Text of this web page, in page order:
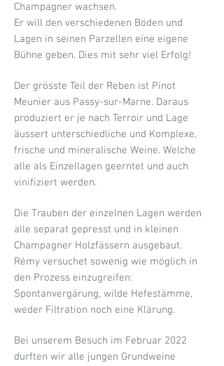
Champagner wachsen.
Er will den verschiedenen Böden und
Lagen in seinen Parzellen eine eigene
Bühne geben. Dies mit sehr viel Erfolg!
Der grösste Teil der Reben ist Pinot
Meunier aus Passy-sur-Marne. Daraus
produziert er je nach Terroir und Lage
äussert unterschiedliche und Komplexe,
frische und mineralische Weine. Welche
alle als Einzellagen geerntet und auch
vinifiziert werden.
Die Trauben der einzelnen Lagen werden
alle separat gepresst und in kleinen
Champagner Holzfässern ausgebaut.
Rémy versuchet sowenig wie möglich in
den Prozess einzugreifen:
Spontanvergärung, wilde Hefestämme,
weder Filtration noch eine Klärung.
Bei unserem Besuch im Februar 2022
durften wir alle jungen Grundweine